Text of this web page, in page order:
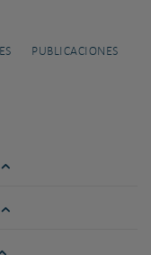
PUBLICACIONES